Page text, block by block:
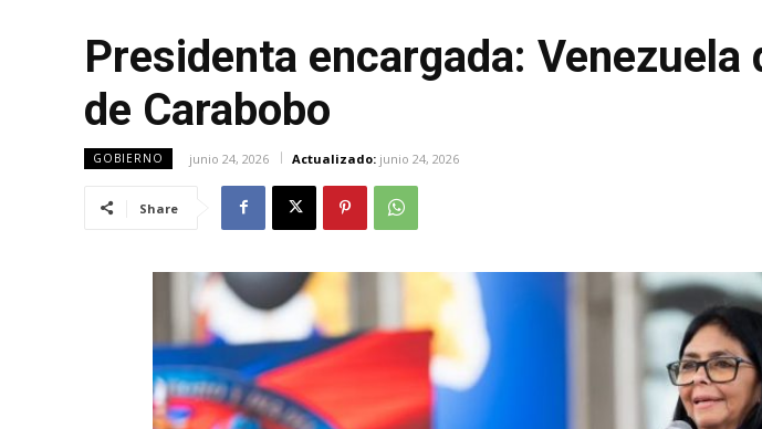
Presidenta encargada:
de Carabobo
GOBIERNO junio 24, 2026 Actualizado: junio 24, 2026
Share